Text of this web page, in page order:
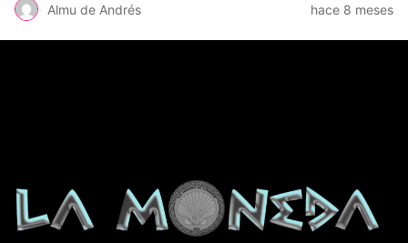
Almu de Andrés hace 8 meses